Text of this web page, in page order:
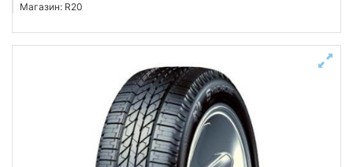
Магазин: R20
Страна производства